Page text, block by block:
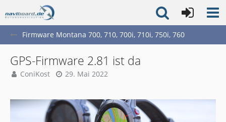
Firmware Montana 700, 710, 700i, 710i, 750i, 760
GPS-Firmware 2.81 ist da
ConiKost 29. Mai 2022